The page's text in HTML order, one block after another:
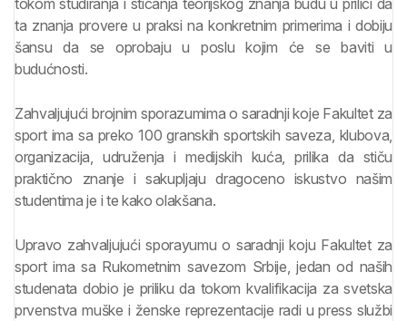
tokom studiranja i sticanja teorijskog znanja budu u prilici da
ta znanja provere u praksi na konkretnim primerima i dobiju
šansu da se oprobaju u poslu kojim će se baviti u
budućnosti.
Zahvaljujući brojnim sporazumima o saradnji koje Fakultet za
sport ima sa preko 100 granskih sportskih saveza, klubova,
organizacija, udruženja i medijskih kuća, prilika da stiču
praktično znanje i sakupljaju dragoceno iskustvo našim
studentima je i te kako olakšana.
Upravo zahvaljujući sporayumu o saradnji koju Fakultet za
sport ima sa Rukometnim savezom Srbije, jedan od naših
studenata dobio je priliku da tokom kvalifikacija za svetska
prvenstva muške i ženske reprezentacije radi u press službi